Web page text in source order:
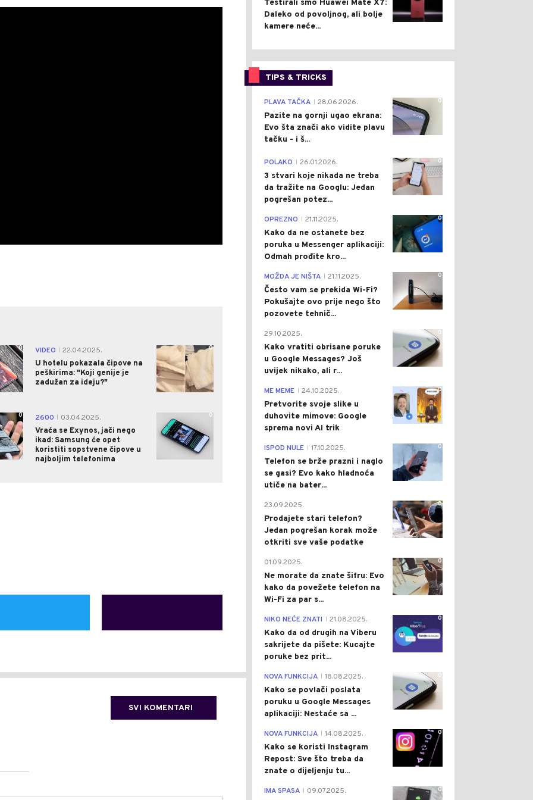
0 VIDEO
22.04.2025.
U hotelu pokazala čipove na
peškirima: "Koji genije je
zadužan za ideju?"
0
0 2600
03.04.2025.
Vraća se Exynos, jači nego
ikad: Samsung će opet
koristiti sopstvene čipove u
najboljim telefonima
0
SVI KOMENTARI
Testirali smo Huawei Mate X7:
Daleko od povoljnog, ali bolje
kamere neće...
TIPS & TRICKS
0
PLAVA TAČKA 28.06.2026.
Pazite na gornji ugao ekrana:
Evo šta znači ako vidite plavu
tačku - i š...
0
POLAKO 26.01.2026.
3 stvari koje nikada ne treba
da tražite na Googlu: Jedan
pogrešan potez...
0
OPREZNO 21.11.2025.
Kako da ne ostanete bez
poruka u Messenger aplikaciji:
Odmah prođite kro...
0
MOŽDA JE NIŠTA 21.11.2025.
Često vam se prekida Wi-Fi?
Pokušajte ovo prije nego što
pozovete tehnič...
0
29.10.2025.
Kako vratiti obrisane poruke
u Google Messages? Još
uvijek nikako, ali r...
0
ME MEME 24.10.2025.
Pretvorite svoje slike u
duhovite mimove: Google
sprema novi AI trik
0
ISPOD NULE 17.10.2025.
Telefon se brže prazni i naglo
se gasi? Evo kako hladnoća
utiče na bater...
0
23.09.2025.
Prodajete stari telefon?
Jedan pogrešan korak može
otkriti sve vaše podatke
0
01.09.2025.
Ne morate da znate šifru: Evo
kako da povežete telefon na
Wi-Fi za par s...
0
NIKO NEĆE ZNATI 21.08.2025.
Kako da od drugih na Viberu
sakrijete da pišete: Kucajte
poruke bez prit...
0
NOVA FUNKCIJA 18.08.2025.
Kako se povlači poslata
poruku u Google Messages
aplikaciji: Nestaće sa ...
0
NOVA FUNKCIJA 14.08.2025.
Kako se koristi Instagram
Repost: Sve što treba da
znate o dijeljenju tu...
0
IMA SPASA 09.07.2025.